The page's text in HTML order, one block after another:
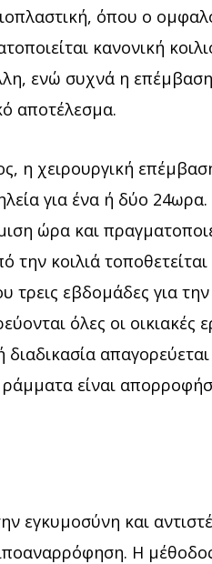
όπου ο
κανονική
ενώ συχνά η
αποτέλεσμα.
η χειρουργική
για ένα ή δύο 24ωρα.
ώρα και
κοιλιά τοποθετείται
τρεις εβδομάδες για
όλες οι οικιακές
είναι
εγκυμοσύνη και
Η μέθοδος